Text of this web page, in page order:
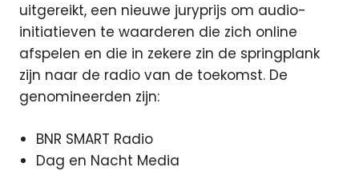
uitgereikt, een nieuwe juryprijs om audio-
initiatieven te waarderen die zich online
afspelen en die in zekere zin de springplank
zijn naar de radio van de toekomst. De
genomineerden zijn:
BNR SMART Radio
Dag en Nacht Media